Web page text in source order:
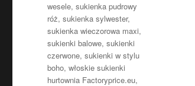
wesele,sukienka pudrowy
róż,sukienka sylwester,
sukienka wieczorowa maxi,
sukienki balowe,sukienki
czerwone,sukienki w stylu
boho,włoskie sukienki
hurtownia Factoryprice.eu,